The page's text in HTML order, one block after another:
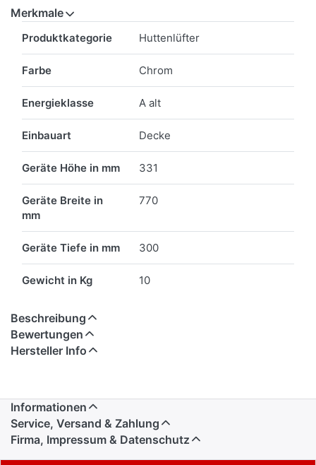
Merkmale
Produktkategorie Huttenlüfter
Farbe Chrom
Energieklasse A alt
Einbauart Decke
Geräte Höhe in mm 331
Geräte Breite in
mm
770
Geräte Tiefe in mm 300
Gewicht in Kg 10
Beschreibung
Bewertungen
Hersteller Info
Informationen
Service, Versand & Zahlung
Firma, Impressum & Datenschutz